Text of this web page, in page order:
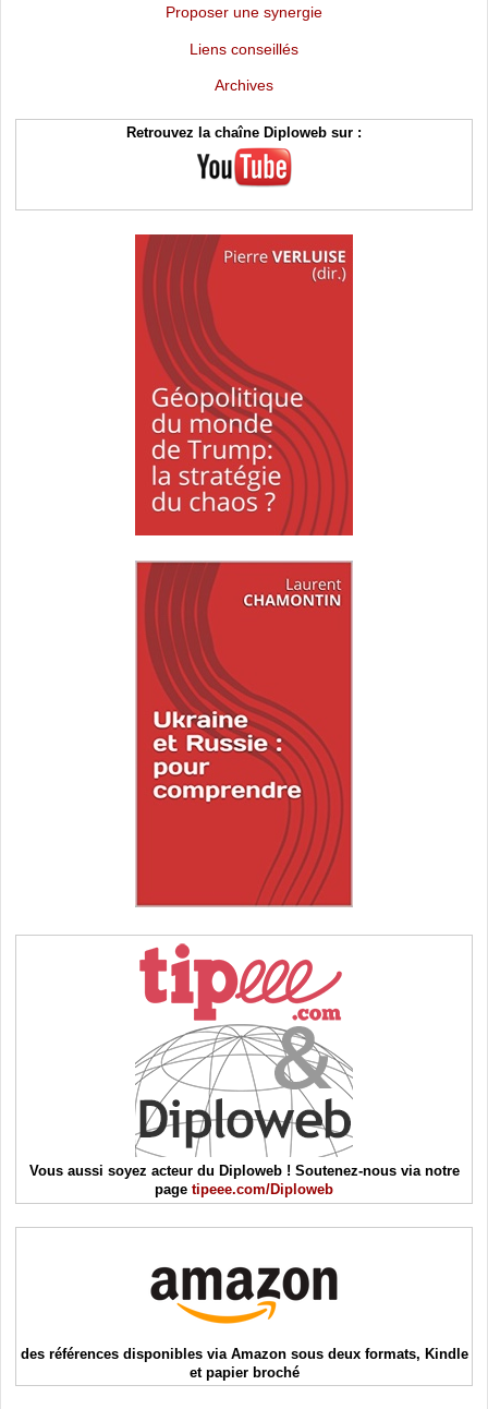
Proposer une synergie
Liens conseillés
Archives
Retrouvez la chaîne Diploweb sur :
Vous aussi soyez acteur du Diploweb ! Soutenez-nous via notre
page tipeee.com/Diploweb
des références disponibles via Amazon sous deux formats, Kindle
et papier broché